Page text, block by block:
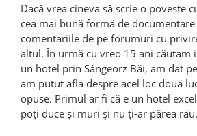
Dacă vrea cineva să scrie o poveste
cea mai bună formă de documentare
comentariile de pe forumuri cu
altul. În urmă cu vreo 15 ani căutam
un hotel prin Sângeorz Băi, am dat
am putut afla despre acel loc două
opuse. Primul ar fi că e un hotel
poți duce și muri și nu ți-ar părea rău.